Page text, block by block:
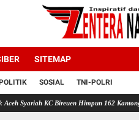
SITEMAP
POLITIK SOSIAL TNI-POLRI
Himpun 162 Kantong Darah Kota